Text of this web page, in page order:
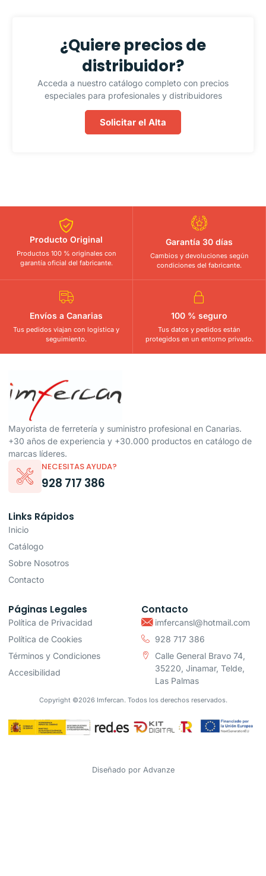
¿Quiere precios de
distribuidor?
Acceda a nuestro catálogo completo con precios
especiales para profesionales y distribuidores
Solicitar el Alta
Producto Original
Productos 100 % originales con
garantía oficial del fabricante.
Garantía 30 días
Cambios y devoluciones según
condiciones del fabricante.
Envíos a Canarias
Tus pedidos viajan con logística y
seguimiento.
100 % seguro
Tus datos y pedidos están
protegidos en un entorno privado.
Mayorista de ferretería y suministro profesional en Canarias.
+30 años de experiencia y +30.000 productos en catálogo de
marcas líderes.
NECESITAS AYUDA?
928 717 386
Links Rápidos
Inicio
Catálogo
Sobre Nosotros
Contacto
Páginas Legales
Política de Privacidad
Política de Cookies
Términos y Condiciones
Accesibilidad
Contacto
imfercansl@hotmail.com
928 717 386
Calle General Bravo 74,
35220, Jinamar, Telde,
Las Palmas
Copyright ©2026 Imfercan. Todos los derechos reservados.
Diseñado por Advanze